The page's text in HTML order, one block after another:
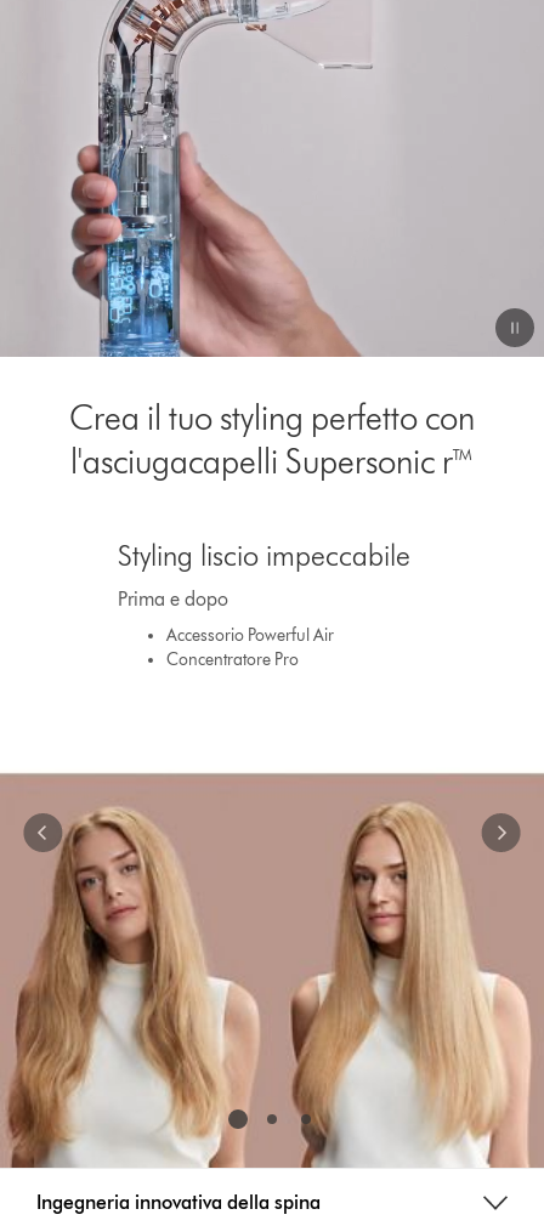
video
Crea il tuo styling perfetto con
l'asciugacapelli Supersonic r™
to
jump
slide
dots.
Styling liscio impeccabile
Prima e dopo
Accessorio Powerful Air
Concentratore Pro
Ingegneria innovativa della spina